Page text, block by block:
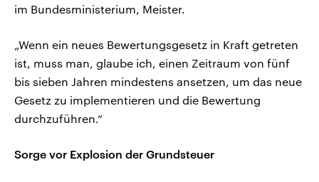
im Bundesministerium, Meister.
„Wenn ein neues Bewertungsgesetz in Kraft getreten
ist, muss man, glaube ich, einen Zeitraum von fünf
bis sieben Jahren mindestens ansetzen, um das neue
Gesetz zu implementieren und die Bewertung
durchzuführen.“
Sorge vor Explosion der Grundsteuer